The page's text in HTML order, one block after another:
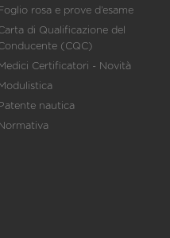
Foglio rosa e prove d’esame
di Qualificazione del
(CQC)
Medici Certificatori - Novità
Modulistica
Patente nautica
Normativa